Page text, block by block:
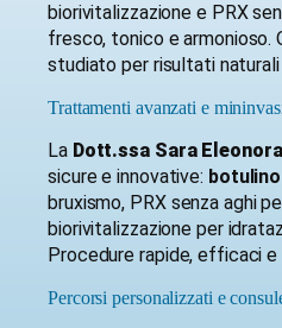
biorivitalizzazione e PRX
fresco, tonico e armonioso.
studiato per risultati
Trattamenti avanzati e
La Dott.ssa Sara
sicure e innovative:
bruxismo, PRX senza aghi
biorivitalizzazione per
Procedure rapide, efficaci
Percorsi personalizzati e